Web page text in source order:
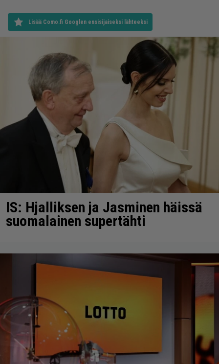
Lisää Como.fi Googlen ensisijaiseksi lähteeksi
IS: Hjalliksen ja Jasminen häissä
suomalainen supertähti